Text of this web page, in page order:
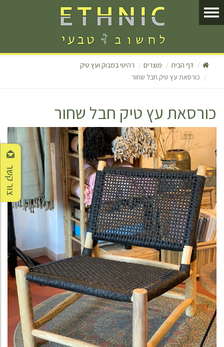
דף הבית מוצרים
רהיטי במבוק ועץ טיק
כורסאת עץ טיק חבל שחור
כורסאת עץ טיק חבל שחור
צור קשר